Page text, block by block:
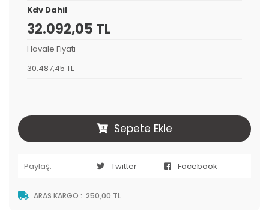
Kdv Dahil
32.092,05 TL
Havale Fiyatı
30.487,45 TL
Sepete Ekle
Paylaş: Twitter Facebook
ARAS KARGO : 250,00 TL